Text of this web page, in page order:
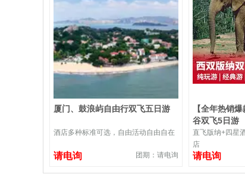
厦门、鼓浪屿自由行双飞五日游
酒店多种标准可选，自由活动自由自在
请电询 团期：请电询
【全年热销
谷双飞5日游
直飞版纳+四星
店
请电询